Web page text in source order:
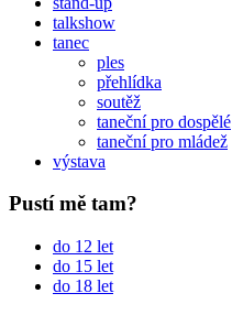
talkshow
tanec
ples
přehlídka
soutěž
taneční pro dospělé
taneční pro mládež
výstava
Pustí mě tam?
do 12 let
do 15 let
do 18 let